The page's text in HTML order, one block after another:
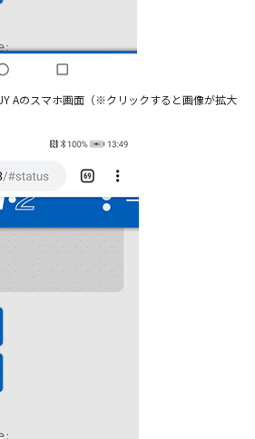
Aのスマホ画面（※クリックすると画像が拡大